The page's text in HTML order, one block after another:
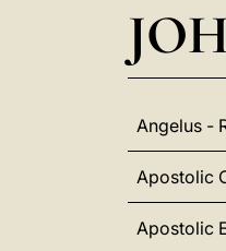
Angelus -
Apostolic
Apostolic